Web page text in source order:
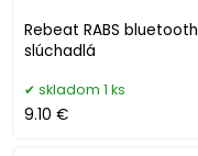
Rebeat RABS bluetooth
slúchadlá
skladom 1 ks
9.10 €